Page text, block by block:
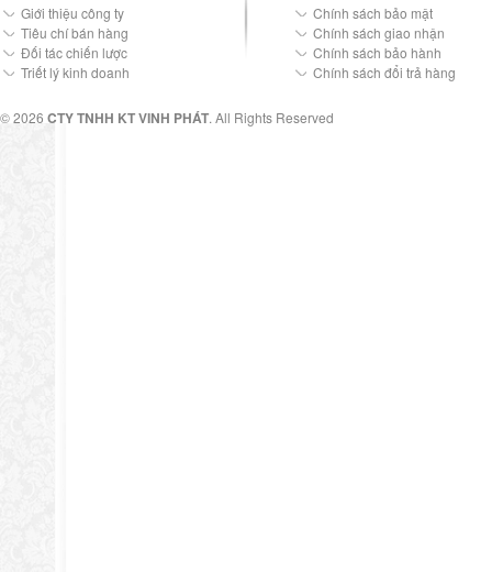
Giới thiệu công ty
Tiêu chí bán hàng
Đối tác chiến lược
Triết lý kinh doanh
Chính sách bảo mật
Chính sách giao nhận
Chính sách bảo hành
Chính sách đổi trả hàng
© 2026 CTY TNHH KT VINH PHÁT. All Rights Reserved